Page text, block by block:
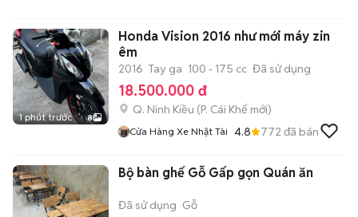
1 phút trước 8
Honda Vision 2016 như mới máy zin
êm
2016 Tay ga 100 - 175 cc Đã sử dụng
18.500.000 đ
Q. Ninh Kiều (P. Cái Khế mới)
Cửa Hàng Xe Nhật Tài 4.8 772 đã bán
Bộ bàn ghế Gỗ Gấp gọn Quán ăn
Đã sử dụng Gỗ